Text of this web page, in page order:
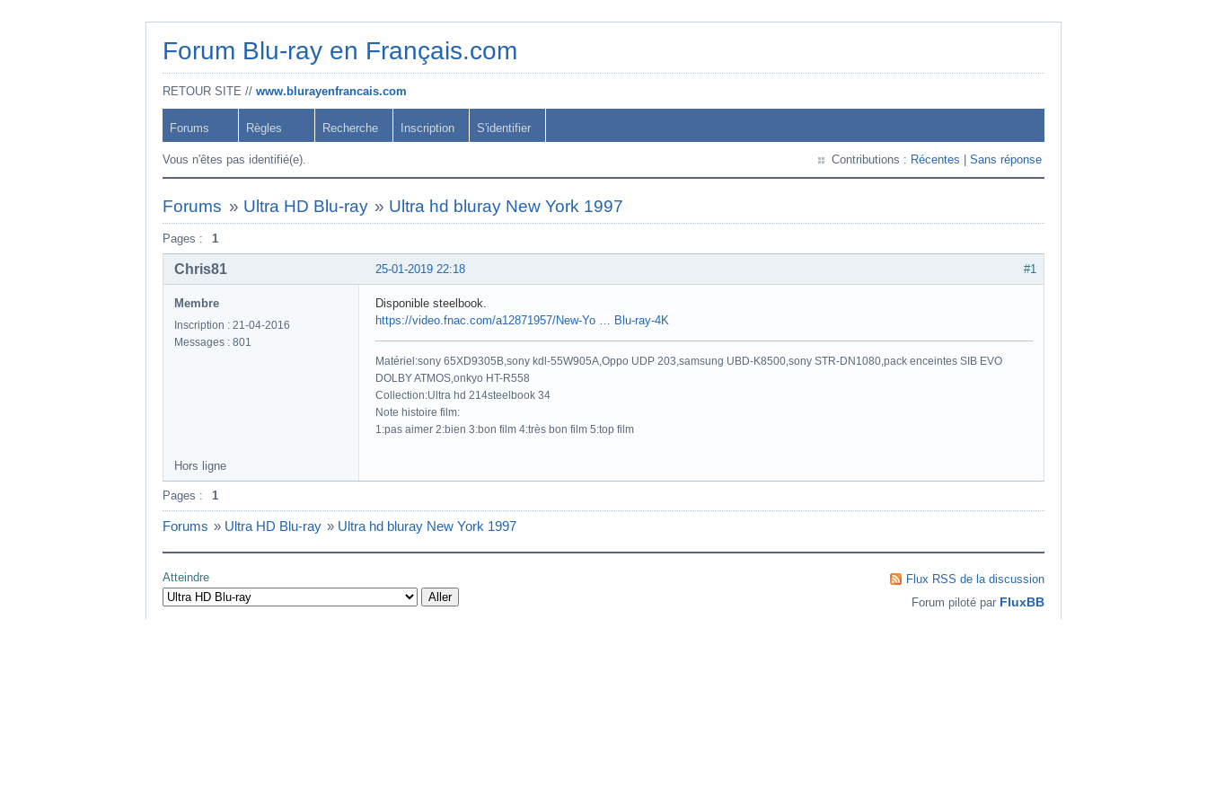
Forum Blu-ray en Français.com
RETOUR SITE // www.blurayenfrancais.com
Forums Règles Recherche Inscription S'identifier
Vous n'êtes pas identifié(e). Contributions : Récentes Sans réponse
Forums » Ultra HD Blu-ray » Ultra hd bluray New York 1997
Pages : 1
#1
25-01-2019 22:18
Chris81
Membre
Inscription : 21-04-2016
Messages : 801
Disponible steelbook.
https://video.fnac.com/a12871957/New-Yo … Blu-ray-4K
Matériel:sony 65XD9305B,sony kdl-55W905A,Oppo UDP 203,samsung UBD-K8500,sony STR-DN1080,pack enceintes SIB EVO
DOLBY ATMOS,onkyo HT-R558
Collection:Ultra hd 214steelbook 34
Note histoire film:
1:pas aimer 2:bien 3:bon film 4:très bon film 5:top film
Hors ligne
Pages : 1
Forums » Ultra HD Blu-ray » Ultra hd bluray New York 1997
Atteindre
Flux RSS de la discussion
Forum piloté par FluxBB